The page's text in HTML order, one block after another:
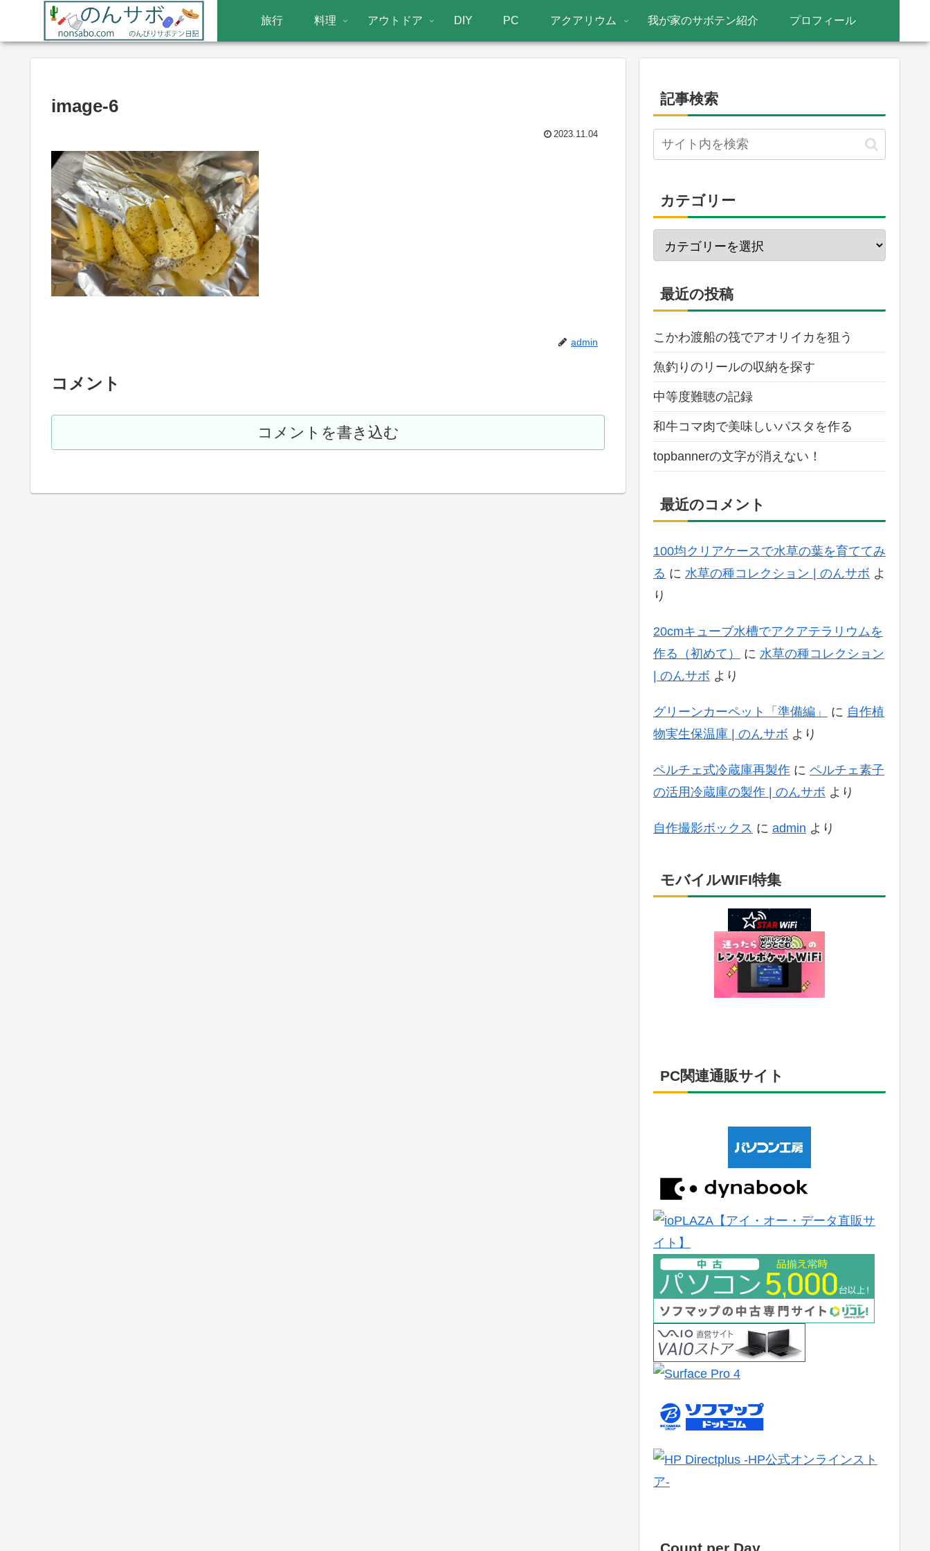
旅行 料理 アウトドア DIY PC アクアリウム 我が家のサボテン紹介 プロフィール
image-6
2023.11.04
admin
コメント
コメントを書き込む
記事検索
カテゴリー
最近の投稿
こかわ渡船の筏でアオリイカを狙う
魚釣りのリールの収納を探す
中等度難聴の記録
和牛コマ肉で美味しいパスタを作る
topbannerの文字が消えない！
最近のコメント
100均クリアケースで水草の葉を育ててみ
る に 水草の種コレクション | のんサボ よ
り
20cmキューブ水槽でアクアテラリウムを
作る（初めて）
に 水草の種コレクション
| のんサボ より
グリーンカーペット「準備編」 に 自作植
物実生保温庫 | のんサボ より
ペルチェ式冷蔵庫再製作 に ペルチェ素子
の活用冷蔵庫の製作 | のんサボ より
自作撮影ボックス に admin より
モバイルWIFI特集
PC関連通販サイト